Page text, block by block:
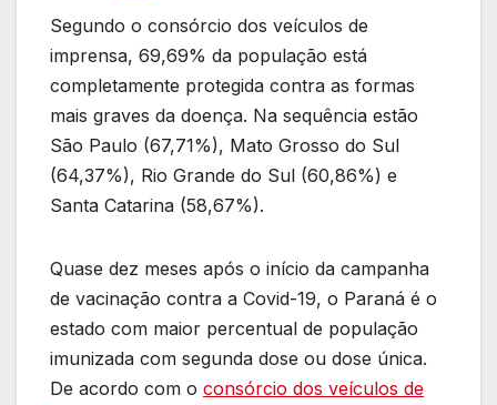
Segundo o consórcio dos veículos de
imprensa, 69,69% da população está
completamente protegida contra as formas
mais graves da doença. Na sequência estão
São Paulo (67,71%), Mato Grosso do Sul
(64,37%), Rio Grande do Sul (60,86%) e
Santa Catarina (58,67%).
Quase dez meses após o início da campanha
de vacinação contra a Covid-19, o Paraná é o
estado com maior percentual de população
imunizada com segunda dose ou dose única.
De acordo com o consórcio dos veículos de